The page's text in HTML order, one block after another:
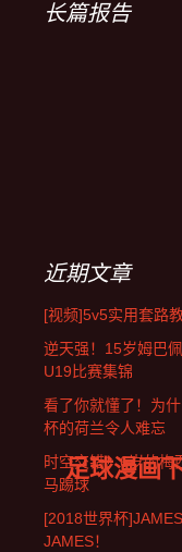
足球漫画
长篇报告
近期文章
[视频]5v5实用套路
逆天强！15岁姆巴
U19比赛集锦
看了你就懂了！为
杯的荷兰令人难忘
时空交错！6岁的梅
马踢球
[2018世界杯
JAMES！